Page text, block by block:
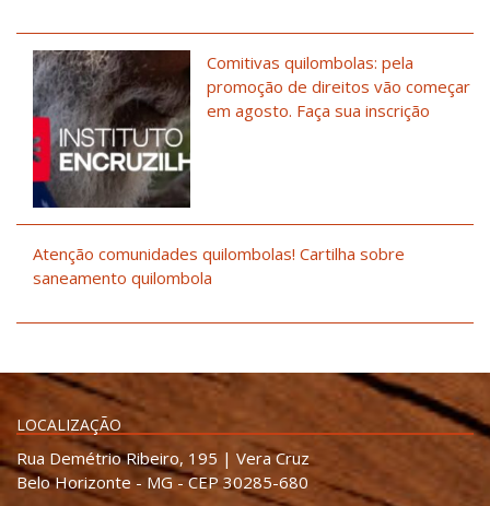
Comitivas quilombolas: pela
promoção de direitos vão começar
em agosto. Faça sua inscrição
Atenção comunidades quilombolas! Cartilha sobre
saneamento quilombola
LOCALIZAÇÃO
Rua Demétrio Ribeiro, 195 | Vera Cruz
Belo Horizonte - MG - CEP 30285-680